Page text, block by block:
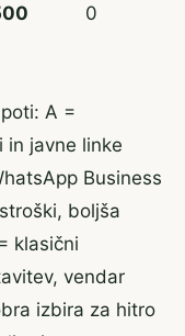
0
A =
in javne linke
Business
boljša
klasični
vendar
izbira za hitro